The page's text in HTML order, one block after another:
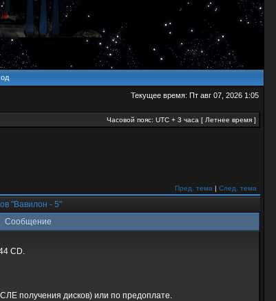
Текущее время: Пт авг 07, 2026 1:05
Часовой пояс: UTC + 3 часа [ Летнее время ]
Пред. тема | След. тема
"Вавилон - 5"
Сообщение
CD.
получения дисков) или по предоплате.